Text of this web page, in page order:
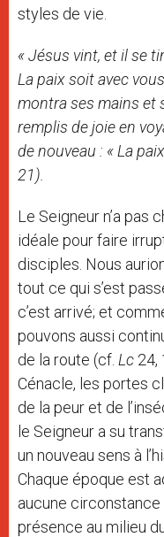
styles de vie.
« Jésus vint, et il se
La paix soit avec
montra ses mains et
remplis de joie en
de nouveau : « La
21).
Le Seigneur n’a pas
idéale pour faire
disciples. Nous
tout ce qui s’est
c’est arrivé; et
pouvons aussi
de la route (cf. Lc 24,
Cénacle, les portes
de la peur et de
le Seigneur a su
un nouveau sens à
Chaque époque est
aucune circonstance
présence au milieu